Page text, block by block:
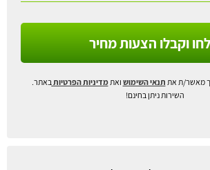
וקבלו הצעות מחיר
מאשר/ת את תנאי השימוש ואתמדיניות הפרטיותבאתר.
השירות ניתן בחינם!